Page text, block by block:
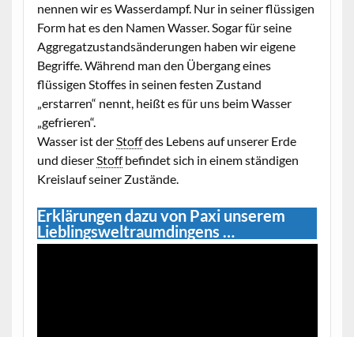
nennen wir es Wasserdampf. Nur in seiner flüssigen
Form hat es den Namen Wasser. Sogar für seine
Aggregatzustandsänderungen haben wir eigene
Begriffe. Während man den Übergang eines
flüssigen Stoffes in seinen festen Zustand
„erstarren“ nennt, heißt es für uns beim Wasser
„gefrieren“.
Wasser ist derStoffdes Lebens auf unserer Erde
und dieserStoffbefindet sich in einem ständigen
Kreislauf seiner Zustände.
Erklärungen dazu von Paxi unserem
Lieblingsweltraumdingens …